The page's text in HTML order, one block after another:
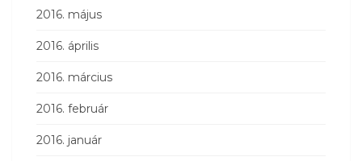
2016. május
2016. április
2016. március
2016. február
2016. január